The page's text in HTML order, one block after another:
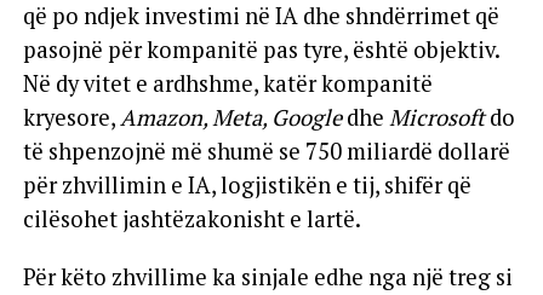
që po ndjek investimi në IA dhe shndërrimet që
pasojnë për kompanitë pas tyre, është objektiv.
Në dy vitet e ardhshme, katër kompanitë
kryesore,Amazon, Meta, Googledhe Microsoftdo
të shpenzojnë më shumë se 750 miliardë dollarë
për zhvillimin e IA, logjistikën e tij, shifër që
cilësohet jashtëzakonisht e lartë.
Për këto zhvillime ka sinjale edhe nga një treg si